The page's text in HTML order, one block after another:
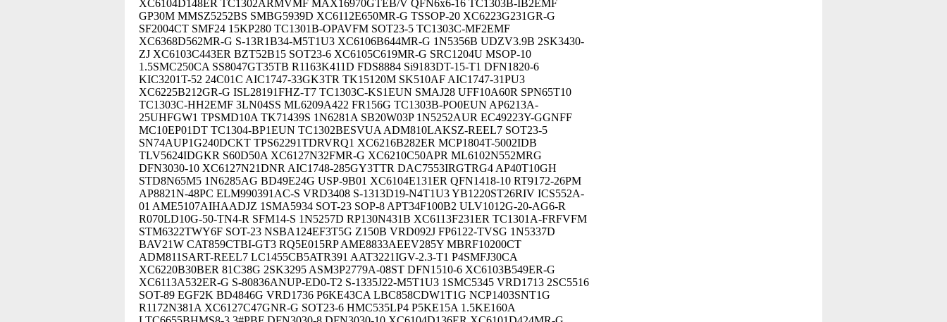
XC6104D148ER TC1302ARMVMF MAX16970GTEB/V QFN6x6-16 TC1303B-IB2EMF
GP30M MMSZ5252BS SMBG5939D XC6112E650MR-G TSSOP-20 XC6223G231GR-G
SF2004CT SMF24 15KP280 TC1301B-OPAVFM SOT23-5 TC1303C-MF2EMF
XC6368D562MR-G S-13R1B34-M5T1U3 XC6106B644MR-G 1N5356B UDZV3.9B 2SK3430-
ZJ XC6103C443ER BZT52B15 SOT23-6 XC6105C619MR-G SRC1204U MSOP-10
1.5SMC250CA SS8047GT35TB R1163K411D FDS8884 Si9183DT-15-T1 DFN1820-6
KIC3201T-52 24C01C AIC1747-33GK3TR TK15120M SK510AF AIC1747-31PU3
XC6225B212GR-G ISL28191FHZ-T7 TC1303C-KS1EUN SMAJ28 UFF10A60R SPN65T10
TC1303C-HH2EMF 3LN04SS ML6209A422 FR156G TC1303B-PO0EUN AP6213A-
25UHFGW1 TPSMD10A TK71439S 1N6281A SB20W03P 1N5252AUR EC49223Y-GGNFF
MC10EP01DT TC1304-BP1EUN TC1302BESVUA ADM810LAKSZ-REEL7 SOT23-5
SN74AUP1G240DCKT TPS62291TDRVRQ1 XC6216B282ER MCP1804T-5002IDB
TLV5624IDGKR S60D50A XC6127N32FMR-G XC6210C50APR ML6102N552MRG
DFN3030-10 XC6127N21DNR AIC1748-285GY3TTR DAC7553IRGTRG4 AP40T10GH
STD8N65M5 1N6285AG BD49E24G USP-9B01 XC6104E131ER QFN1418-10 RT9172-26PM
AP8821N-48PC ELM990391AC-S VRD3408 S-1313D19-N4T1U3 YB1220ST26RIV ICS552A-
01 AME5107AIHAADJZ 1SMA5934 SOT-23 SOP-8 APT34F100B2 ULV1012G-20-AG6-R
R070LD10G-50-TN4-R SFM14-S 1N5257D RP130N431B XC6113F231ER TC1301A-FRFVFM
STM6322TWY6F SOT-23 NSBA124EF3T5G Z150B VRD092J FP6122-TVSG 1N5337D
BAV21W CAT859CTBI-GT3 RQ5E015RP AME8833AEEV285Y MBRF10200CT
ADM811SART-REEL7 LC1455CB5ATR391 AAT3221IGV-2.3-T1 P4SMFJ30CA
XC6220B30BER 81C38G 2SK3295 ASM3P2779A-08ST DFN1510-6 XC6103B549ER-G
XC6113A532ER-G S-80836ANUP-ED0-T2 S-1335J22-M5T1U3 1SMC5345 VRD1713 2SC5516
SOT-89 EGF2K BD4846G VRD1736 P6KE43CA LBC858CDW1T1G NCP1403SNT1G
R1172N381A XC6127C47GNR-G SOT23-6 HMC535LP4 P5KE15A 1.5KE160A